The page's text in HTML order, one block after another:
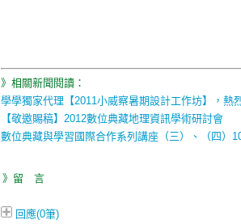
》相關新聞閱讀：
學學獨家代理【2011小威察暑期設計工作坊】，熱
【敬邀賜稿】2012數位典藏地理資訊學術研討會
數位典藏與學習國際合作系列講座（三）、（四）
》留 言
回應(0筆)